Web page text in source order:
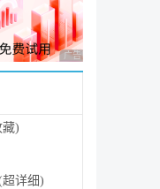
广告 商业广告，理性
藏)
详细)